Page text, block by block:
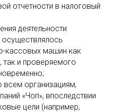
отчетности в налоговый
деятельности
кассовых машин как
и проверяемого
всем организациям,
«Чоп», впоследствии
цели (например,